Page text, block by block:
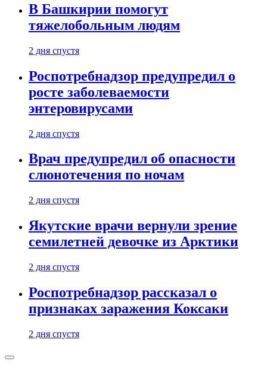
В Башкирии помогут
тяжелобольным людям
2 дня спустя
Роспотребнадзор предупредил о
росте заболеваемости
энтеровирусами
2 дня спустя
Врач предупредил об опасности
слюнотечения по ночам
2 дня спустя
Якутские врачи вернули зрение
семилетней девочке из Арктики
2 дня спустя
Роспотребнадзор рассказал о
признаках заражения Коксаки
2 дня спустя